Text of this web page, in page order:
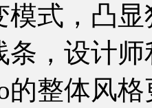
模式，凸
条，设计
的整体风